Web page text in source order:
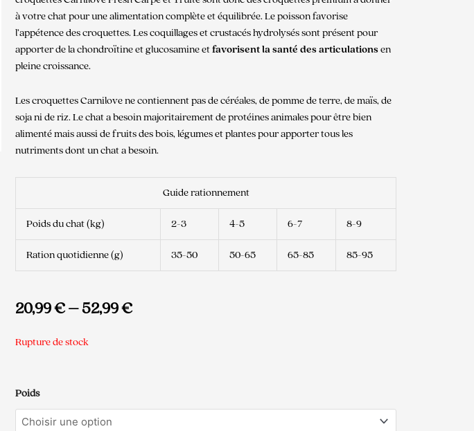
à votre chat pour une alimentation complète et équilibrée. Le poisson favorise
l’appétence des croquettes. Les coquillages et crustacés hydrolysés sont présent pour
apporter de la chondroïtine et glucosamine etfavorisent la santé des articulationsen
pleine croissance.
Les croquettes Carnilove ne contiennent pas de céréales, de pomme de terre, de maïs, de
soja ni de riz. Le chat a besoin majoritairement de protéines animales pour être bien
alimenté mais aussi de fruits des bois, légumes et plantes pour apporter tous les
nutriments dont un chat a besoin.
Guide rationnement
Poids du chat (kg) 2-3 4-5 6-7 8-9
Ration quotidienne (g) 35-50 50-65 65-85 85-95
20,99€–52,99€
Rupture de stock
Poids
quantité
de
Carnilove